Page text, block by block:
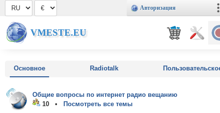
Авторизация
VMESTE.EU
Основное Radiotalk
Общие вопросы по интернет радио вещанию
10 •
Посмотреть все темы